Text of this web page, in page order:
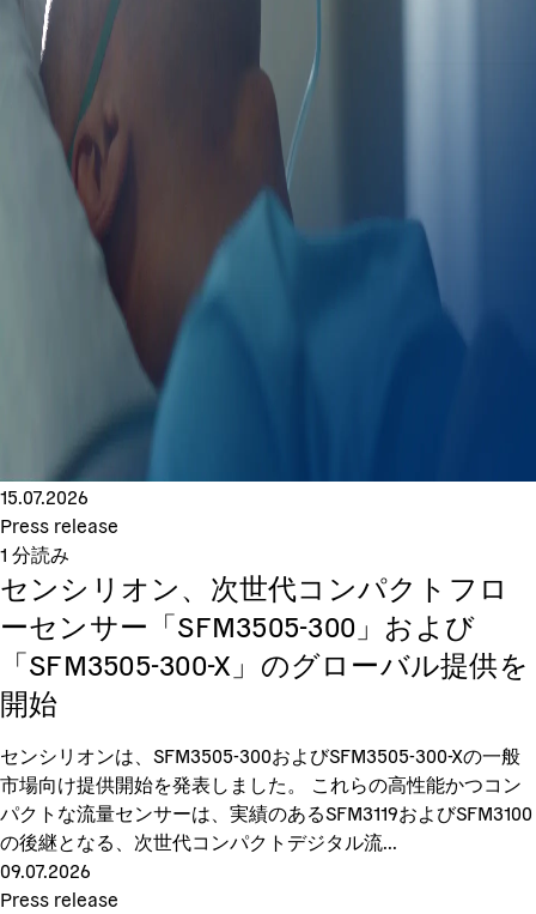
15.07.2026
Press release
1 分読み
センシリオン、次世代コンパクトフロ
ーセンサー「SFM3505-300」および
「SFM3505-300-X」のグローバル提供を
開始
センシリオンは、SFM3505-300およびSFM3505-300-Xの一般
市場向け提供開始を発表しました。 これらの高性能かつコン
パクトな流量センサーは、実績のあるSFM3119およびSFM3100
の後継となる、次世代コンパクトデジタル流...
09.07.2026
Press release